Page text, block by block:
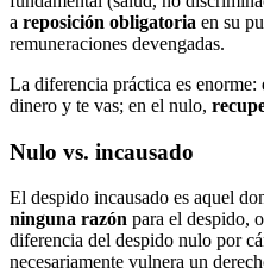
a reposición obligatoria en su
remuneraciones devengadas.
La diferencia práctica es
dinero y te vas; en el nulo,
Nulo vs. incausado
El despido incausado es aquel
ninguna razón para el despido,
diferencia del despido nulo por
necesariamente vulnera un